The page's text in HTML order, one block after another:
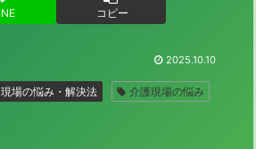
コピー
2025.10.10
現場の悩み・解決法 介護現場の悩み